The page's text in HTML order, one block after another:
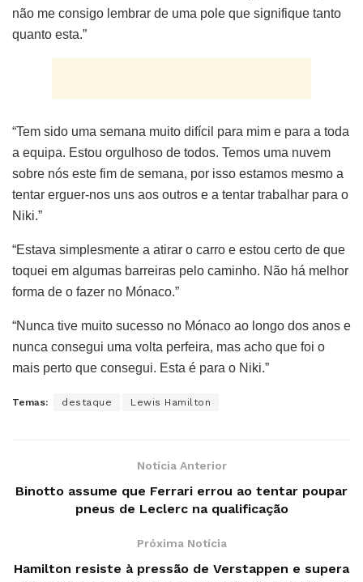
não me consigo lembrar de uma pole que signifique tanto
quanto esta.”
“Tem sido uma semana muito difícil para mim e para a toda
a equipa. Estou orgulhoso de todos. Temos uma nuvem
sobre nós este fim de semana, por isso estamos mesmo a
tentar erguer-nos uns aos outros e a tentar trabalhar para o
Niki.”
“Estava simplesmente a atirar o carro e estou certo de que
toquei em algumas barreiras pelo caminho. Não há melhor
forma de o fazer no Mónaco.”
“Nunca tive muito sucesso no Mónaco ao longo dos anos e
nunca consegui uma volta perfeira, mas acho que foi o
mais perto que consegui. Esta é para o Niki.”
Temas: destaque Lewis Hamilton
Notícia Anterior
Binotto assume que Ferrari errou ao tentar poupar
pneus de Leclerc na qualificação
Próxima Notícia
Hamilton resiste à pressão de Verstappen e supera